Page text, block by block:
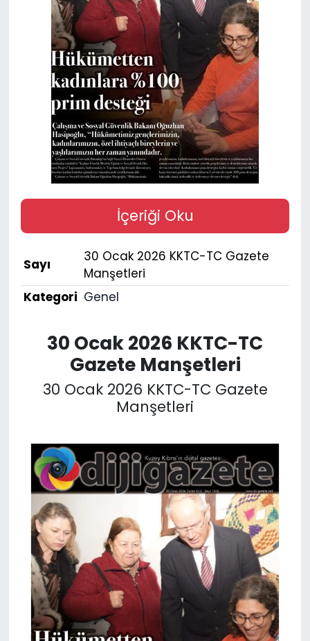
İçeriği Oku
Sayı
30 Ocak 2026 KKTC-TC Gazete
Manşetleri
Kategori Genel
30 Ocak 2026 KKTC-TC
Gazete Manşetleri
30 Ocak 2026 KKTC-TC Gazete
Manşetleri
Gündem
KKTC
KKTC YEREL SEÇİM 2018
Kültür Sanat
Magazin
Moda
Nöbetçi Eczaneler
Otomobil Dünyası
Politika
SAĞLIK
TÜRKiYE
Video Galeri
YAŞAM
Yazarlar